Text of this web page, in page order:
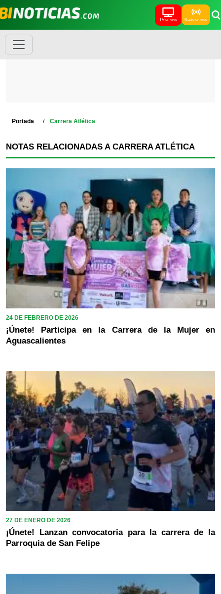
TV en vivo Radio en vivo
Portada Carrera Atlética
NOTAS RELACIONADAS A CARRERA ATLÉTICA
24 DE FEBRERO DE 2026
¡Únete! Participa en la Carrera de la Mujer en
Aguascalientes
27 DE ENERO DE 2026
¡Únete! Lanzan convocatoria para la carrera de la
Parroquia de San Felipe